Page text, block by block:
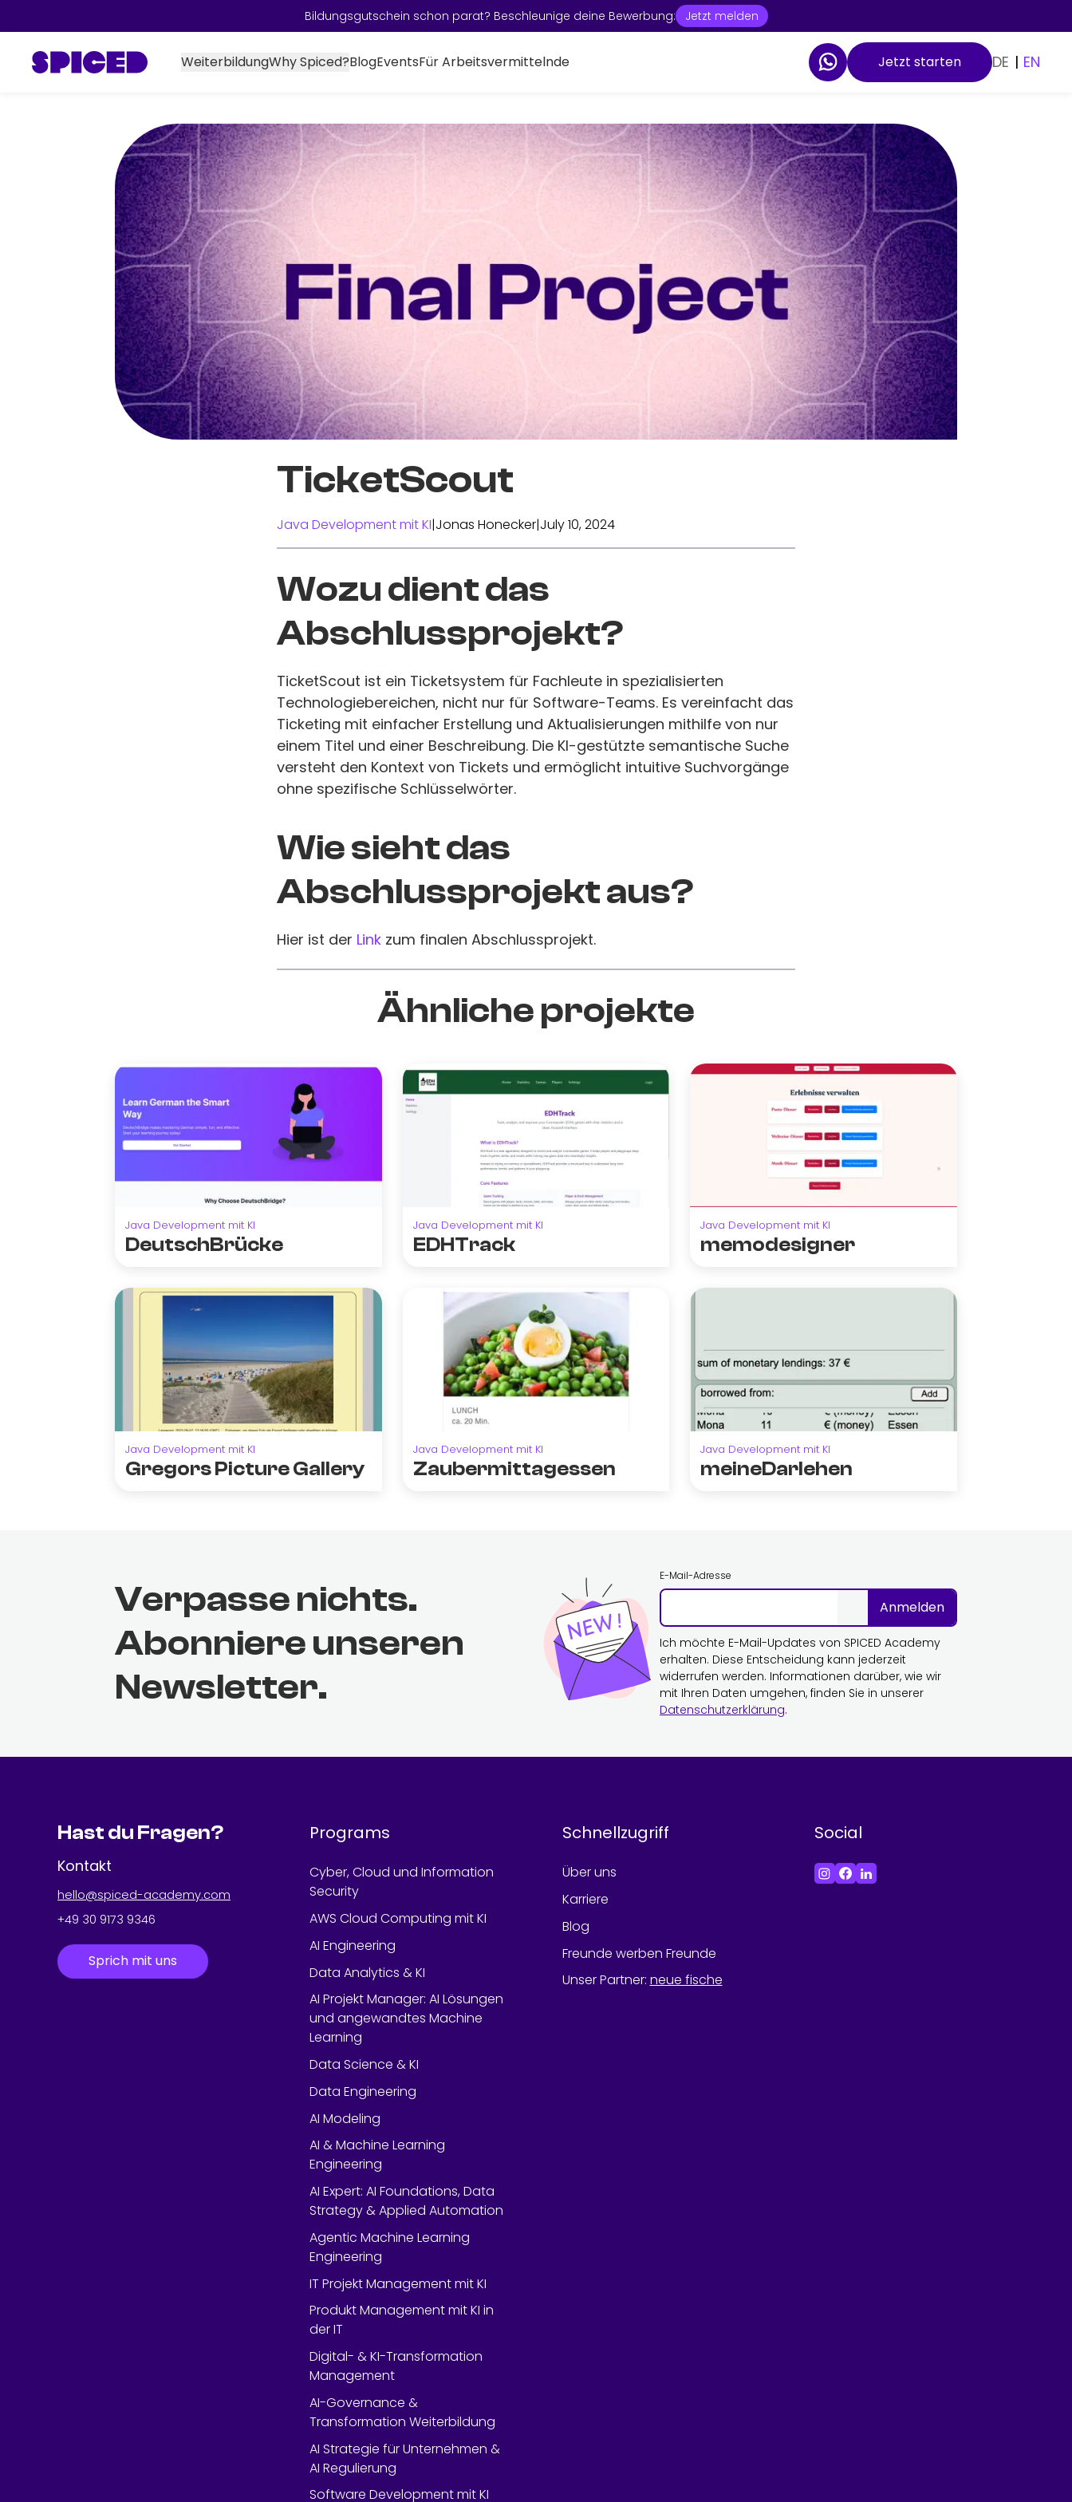
Bildungsgutschein schon parat? Beschleunige deine Bewerbung: Jetzt melden
WeiterbildungWhy Spiced?BlogEventsFür Arbeitsvermittelnde Jetzt starten DE | EN
TicketScout
Java Development mit KI|Jonas Honecker|July 10, 2024
Wozu dient das
Abschlussprojekt?
TicketScout ist ein Ticketsystem für Fachleute in spezialisierten
Technologiebereichen, nicht nur für Software-Teams. Es vereinfacht das
Ticketing mit einfacher Erstellung und Aktualisierungen mithilfe von nur
einem Titel und einer Beschreibung. Die KI-gestützte semantische Suche
versteht den Kontext von Tickets und ermöglicht intuitive Suchvorgänge
ohne spezifische Schlüsselwörter.
Wie sieht das
Abschlussprojekt aus?
Hier ist der Link zum finalen Abschlussprojekt.
Ähnliche projekte
Java Development mit KI
DeutschBrücke
Java Development mit KI
EDHTrack
Java Development mit KI
memodesigner
Java Development mit KI
Gregors Picture Gallery
Java Development mit KI
Zaubermittagessen
Java Development mit KI
meineDarlehen
Verpasse nichts.
Abonniere unseren
Newsletter.
E-Mail-Adresse
Anmelden
Ich möchte E-Mail-Updates von SPICED Academy
erhalten. Diese Entscheidung kann jederzeit
widerrufen werden. Informationen darüber, wie wir
mit Ihren Daten umgehen, finden Sie in unserer
Datenschutzerklärung.
Hast du Fragen?
Kontakt
hello@spiced-academy.com
+49 30 9173 9346
Sprich mit uns
Programs
Cyber, Cloud und Information
Security
AWS Cloud Computing mit KI
AI Engineering
Data Analytics & KI
AI Projekt Manager: AI Lösungen
und angewandtes Machine
Learning
Data Science & KI
Data Engineering
AI Modeling
AI & Machine Learning
Engineering
AI Expert: AI Foundations, Data
Strategy & Applied Automation
Agentic Machine Learning
Engineering
IT Projekt Management mit KI
Produkt Management mit KI in
der IT
Digital- & KI-Transformation
Management
AI-Governance &
Transformation Weiterbildung
AI Strategie für Unternehmen &
AI Regulierung
Software Development mit KI
Schnellzugriff
Über uns
Karriere
Blog
Freunde werben Freunde
Unser Partner: neue fische
Social